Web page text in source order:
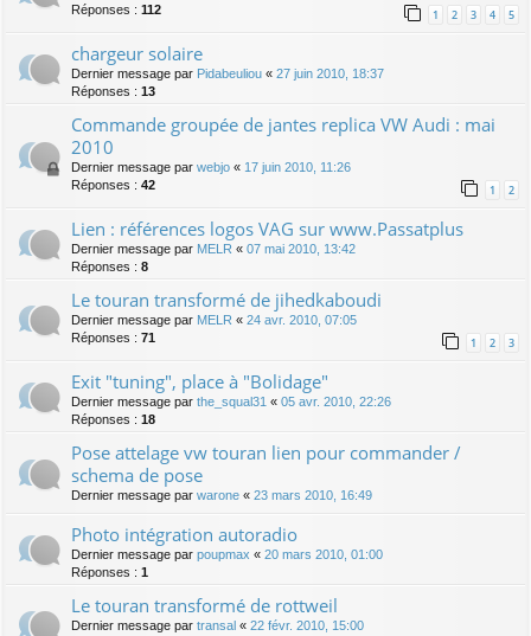
Réponses : 112 1 2 3 4 5
chargeur solaire
Dernier message par Pidabeuliou « 27 juin 2010, 18:37
Réponses : 13
Commande groupée de jantes replica VW Audi : mai
2010
Dernier message par webjo « 17 juin 2010, 11:26
Réponses : 42 1 2
Lien : références logos VAG sur www.Passatplus
Dernier message par MELR « 07 mai 2010, 13:42
Réponses : 8
Le touran transformé de jihedkaboudi
Dernier message par MELR « 24 avr. 2010, 07:05
Réponses : 71 1 2 3
Exit "tuning", place à "Bolidage"
Dernier message par the_squal31 « 05 avr. 2010, 22:26
Réponses : 18
Pose attelage vw touran lien pour commander /
schema de pose
Dernier message par warone « 23 mars 2010, 16:49
Photo intégration autoradio
Dernier message par poupmax « 20 mars 2010, 01:00
Réponses : 1
Le touran transformé de rottweil
Dernier message par transal « 22 févr. 2010, 15:00